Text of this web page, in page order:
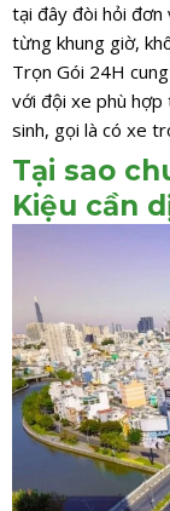
tại đây đòi hỏi
từng khung giờ,
Trọn Gói 24H
với đội xe phù hợp
sinh, gọi là có xe
Tại sao
Kiệu cần